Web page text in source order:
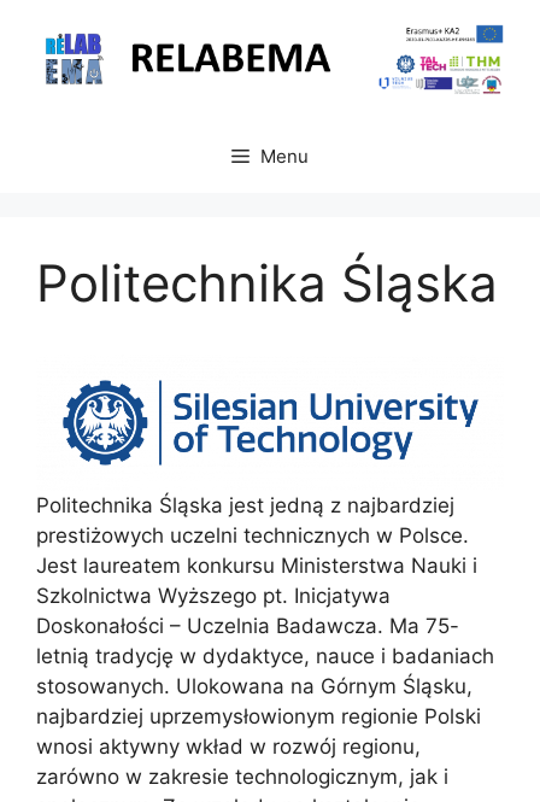
treści
Menu
Politechnika Śląska
Politechnika Śląska jest jedną z najbardziej
prestiżowych uczelni technicznych w Polsce.
Jest laureatem konkursu Ministerstwa Nauki i
Szkolnictwa Wyższego pt. Inicjatywa
Doskonałości – Uczelnia Badawcza. Ma 75-
letnią tradycję w dydaktyce, nauce i badaniach
stosowanych. Ulokowana na Górnym Śląsku,
najbardziej uprzemysłowionym regionie Polski
wnosi aktywny wkład w rozwój regionu,
zarówno w zakresie technologicznym, jak i